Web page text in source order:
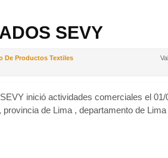
SEVY
De Productos Textiles
inició actividades comerciales el 01/
provincia de Lima , departamento de Lima